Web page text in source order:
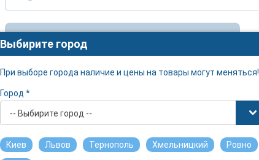
Просмотреть наличие в других городах
Выбирите город
При выборе города наличие и цены на товары могут меняться!
Город *
-- Выбирите город --
Киев Львов Тернополь Хмельницкий Ровно